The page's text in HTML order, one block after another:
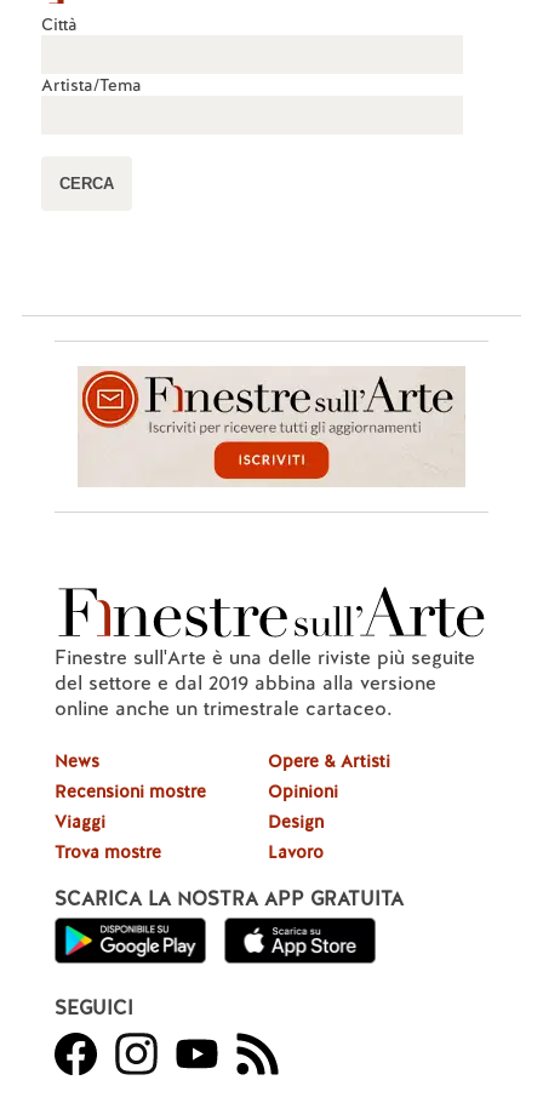
Città
Artista/Tema
Finestre sull'Arte è una delle riviste più seguite
del settore e dal 2019 abbina alla versione
online anche un trimestrale cartaceo.
News
Recensioni mostre
Viaggi
Trova mostre
Opere & Artisti
Opinioni
Design
Lavoro
SCARICA LA NOSTRA APP GRATUITA
SEGUICI